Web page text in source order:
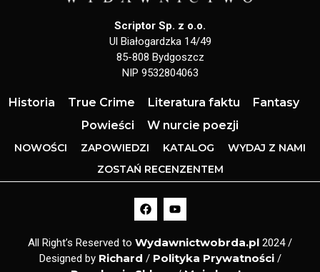
Scriptor Sp. z o.o.
Ul Białogardzka 14/49
85-808 Bydgoszcz
NIP 9532804063
Historia True Crime Literatura faktu
Fantasy
Powieści
W nurcie poezji
NOWOŚCI ZAPOWIEDZI KATALOG
WYDAJ Z NAMI
ZOSTAŃ RECENZENTEM
All Right’s Reserved to Wydawnictwobrda.pl 2024 /
Designed by Richard / Polityka Prywatności/